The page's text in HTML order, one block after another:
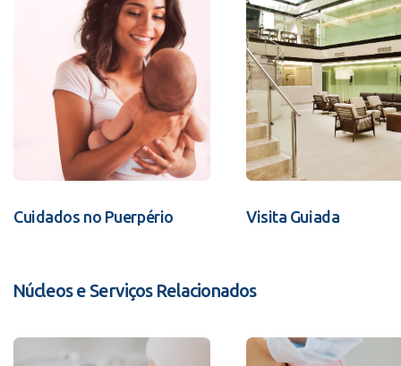
Cuidados no Puerpério Visita Guiada
Núcleos e Serviços Relacionados